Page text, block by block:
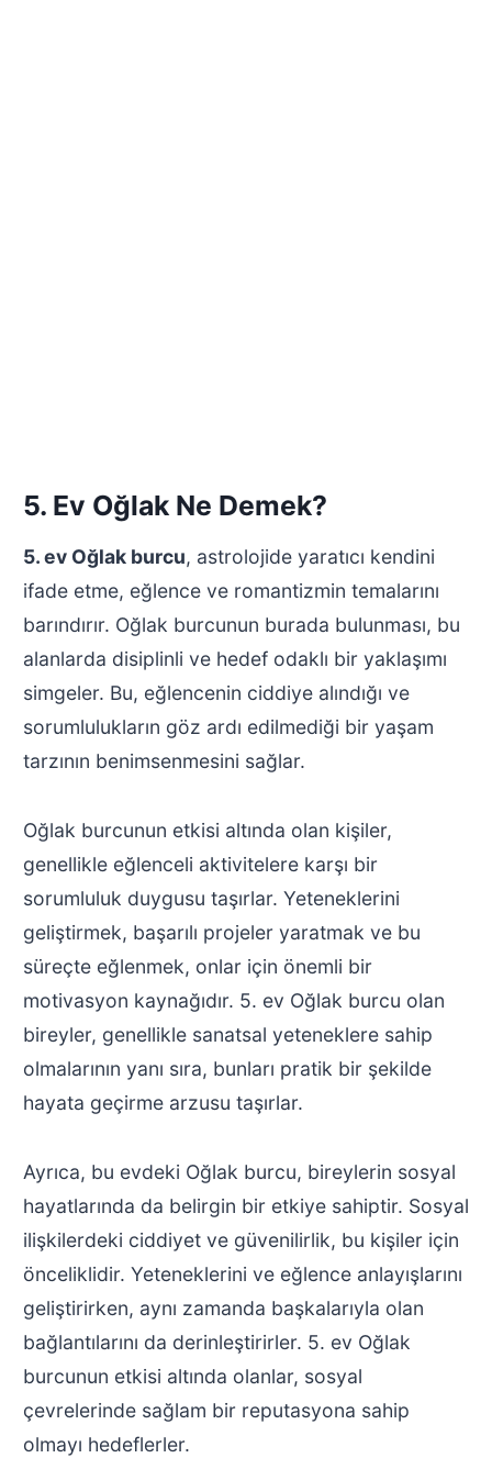
5. Ev Oğlak Ne Demek?
5. ev Oğlak burcu, astrolojide yaratıcı kendini
ifade etme, eğlence ve romantizmin temalarını
barındırır. Oğlak burcunun burada bulunması, bu
alanlarda disiplinli ve hedef odaklı bir yaklaşımı
simgeler. Bu, eğlencenin ciddiye alındığı ve
sorumlulukların göz ardı edilmediği bir yaşam
tarzının benimsenmesini sağlar.
Oğlak burcunun etkisi altında olan kişiler,
genellikle eğlenceli aktivitelere karşı bir
sorumluluk duygusu taşırlar. Yeteneklerini
geliştirmek, başarılı projeler yaratmak ve bu
süreçte eğlenmek, onlar için önemli bir
motivasyon kaynağıdır. 5. ev Oğlak burcu olan
bireyler, genellikle sanatsal yeteneklere sahip
olmalarının yanı sıra, bunları pratik bir şekilde
hayata geçirme arzusu taşırlar.
Ayrıca, bu evdeki Oğlak burcu, bireylerin sosyal
hayatlarında da belirgin bir etkiye sahiptir. Sosyal
ilişkilerdeki ciddiyet ve güvenilirlik, bu kişiler için
önceliklidir. Yeteneklerini ve eğlence anlayışlarını
geliştirirken, aynı zamanda başkalarıyla olan
bağlantılarını da derinleştirirler. 5. ev Oğlak
burcunun etkisi altında olanlar, sosyal
çevrelerinde sağlam bir reputasyona sahip
olmayı hedeflerler.